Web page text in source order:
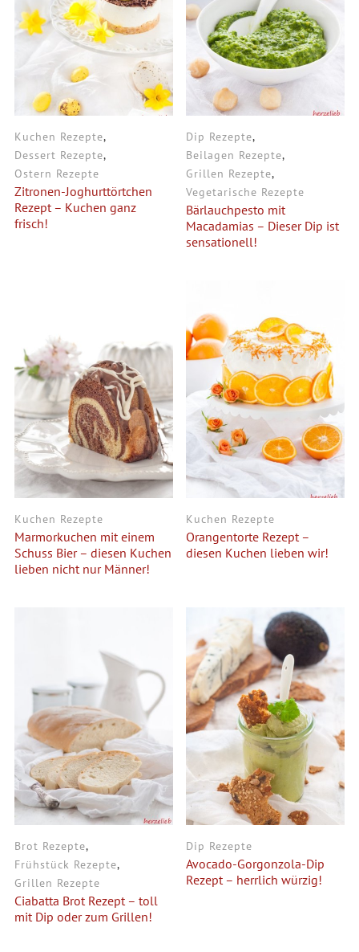
Kuchen Rezepte,
Dessert Rezepte,
Ostern Rezepte
Zitronen-Joghurttörtchen
Rezept – Kuchen ganz
frisch!
Dip Rezepte,
Beilagen Rezepte,
Grillen Rezepte,
Vegetarische Rezepte
Bärlauchpesto mit
Macadamias – Dieser Dip ist
sensationell!
Kuchen Rezepte
Marmorkuchen mit einem
Schuss Bier – diesen Kuchen
lieben nicht nur Männer!
Kuchen Rezepte
Orangentorte Rezept –
diesen Kuchen lieben wir!
Brot Rezepte,
Frühstück Rezepte,
Grillen Rezepte
Ciabatta Brot Rezept – toll
mit Dip oder zum Grillen!
Dip Rezepte
Avocado-Gorgonzola-Dip
Rezept – herrlich würzig!